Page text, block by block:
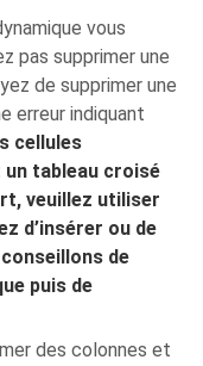
vous
pas supprimer une
de supprimer une
erreur indiquant
cellules
tableau croisé
veuillez utiliser
d’insérer ou de
de
puis de
des colonnes et